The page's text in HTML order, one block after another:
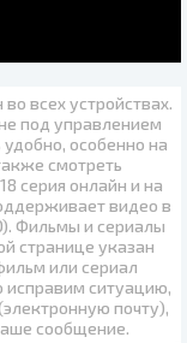
всех устройствах.
под управлением
особенно на
смотреть
серия онлайн и на
видео в
. Фильмы и сериалы
странице указан
или сериал
исправим ситуацию,
почту),
сообщение.